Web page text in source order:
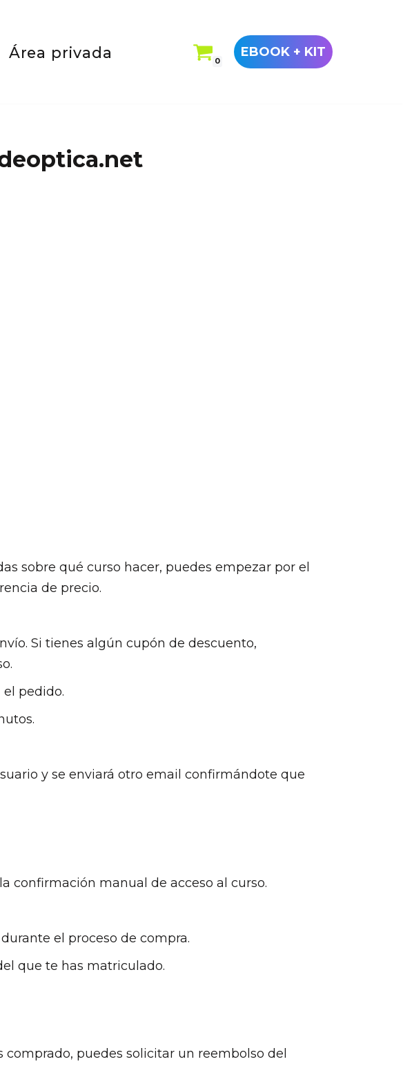
Área privada 0
EBOOK + KIT
sobre qué curso hacer, puedes empezar por el
de precio.
Si tienes algún cupón de descuento,
el pedido.
y se enviará otro email confirmándote que
confirmación manual de acceso al curso.
el proceso de compra.
que te has matriculado.
puedes solicitar un reembolso del